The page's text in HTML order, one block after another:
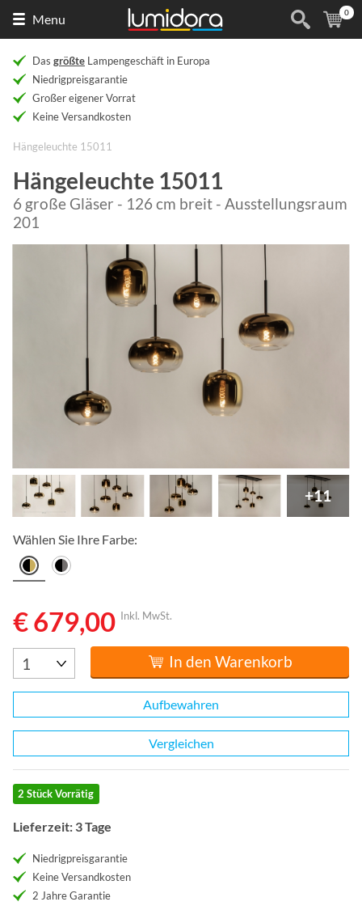
Menu (
0
Das größte Lampengeschäft in Europa
Niedrigpreisgarantie
Großer eigener Vorrat
Keine Versandkosten
Hängeleuchte 15011
Hängeleuchte 15011
6 große Gläser - 126 cm breit - Ausstellungsraum
201
+11
Wählen Sie Ihre Farbe:
€ 679,00 Inkl. MwSt.
In den Warenkorb
Aufbewahren
Vergleichen
2 Stück Vorrätig
Lieferzeit: 3 Tage
Niedrigpreisgarantie
Keine Versandkosten
2 Jahre Garantie